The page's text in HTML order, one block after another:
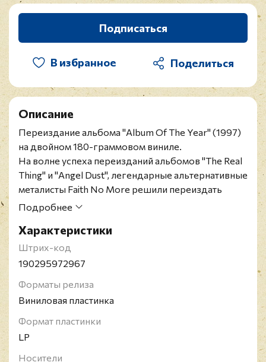
Подписаться
В избранное
Описание
Переиздание альбома "Album Of The Year" (1997)
на двойном 180-граммовом виниле.
На волне успеха переизданий альбомов "The Real
Thing" и "Angel Dust", легендарные альтернативные
металисты Faith No More решили переиздать
альбомы "Album Of The Year" и "King For A Day" на
прошлых переизданий, этими непосредственно
занималась сама группа, на всех этапах. Это дало
возможность получить доступ к редким записям, в
другому редкому материалу, связанному с
альбомами.
Faith No More - американская группа,
существовавшая в период 1981-1998 годов и
Подробнее
Характеристики
Штрих-код
190295972967
Форматы релиза
Виниловая пластинка
Формат пластинки
LP
Носители